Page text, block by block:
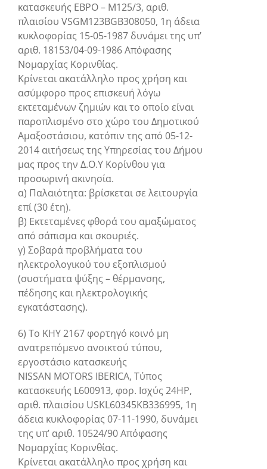
κατασκευής ΕΒΡΟ – Μ125/3, αριθ.
πλαισίου VSGM123BGB308050, 1η άδεια
κυκλοφορίας 15-05-1987 δυνάμει της υπ’
αριθ. 18153/04-09-1986 Απόφασης
Νομαρχίας Κορινθίας.
Κρίνεται ακατάλληλο προς χρήση και
ασύμφορο προς επισκευή λόγω
εκτεταμένων ζημιών και το οποίο είναι
παροπλισμένο στο χώρο του Δημοτικού
Αμαξοστάσιου, κατόπιν της από 05-12-
2014 αιτήσεως της Υπηρεσίας του Δήμου
μας προς την Δ.Ο.Υ Κορίνθου για
προσωρινή ακινησία.
α) Παλαιότητα: βρίσκεται σε λειτουργία
επί (30 έτη).
β) Εκτεταμένες φθορά του αμαξώματος
από σάπισμα και σκουριές.
γ) Σοβαρά προβλήματα του
ηλεκτρολογικού του εξοπλισμού
(συστήματα ψύξης – θέρμανσης,
πέδησης και ηλεκτρολογικής
εγκατάστασης).
6) Το ΚΗΥ 2167 φορτηγό κοινό μη
ανατρεπόμενο ανοικτού τύπου,
εργοστάσιο κατασκευής
NISSAN MOTORS IBERICA, Τύπος
κατασκευής L600913, φορ. Ισχύς 24ΗP,
αριθ. πλαισίου USKL60345KB336995, 1η
άδεια κυκλοφορίας 07-11-1990, δυνάμει
της υπ’ αριθ. 10524/90 Απόφασης
Νομαρχίας Κορινθίας.
Κρίνεται ακατάλληλο προς χρήση και